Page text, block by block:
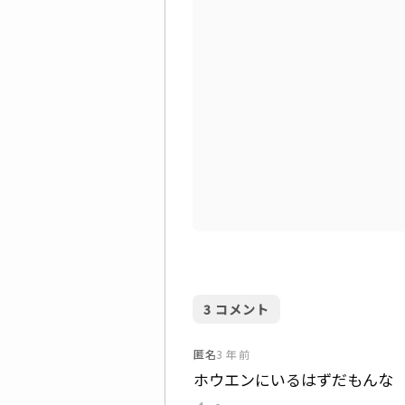
3 コメント
匿名3 年 前
ホウエンにいるはずだもんな